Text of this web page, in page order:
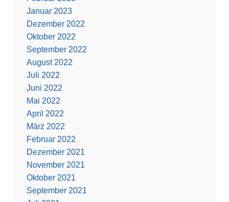
Januar 2023
Dezember 2022
Oktober 2022
September 2022
August 2022
Juli 2022
Juni 2022
Mai 2022
April 2022
März 2022
Februar 2022
Dezember 2021
November 2021
Oktober 2021
September 2021